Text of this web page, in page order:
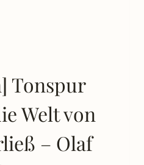
Tonspur
Welt von
– Olaf